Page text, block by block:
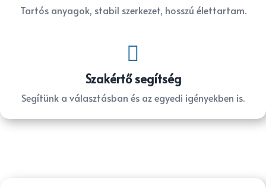
Tartós anyagok, stabil szerkezet, hosszú élettartam.

Szakértő segítség
Segítünk a választásban és az egyedi igényekben is.